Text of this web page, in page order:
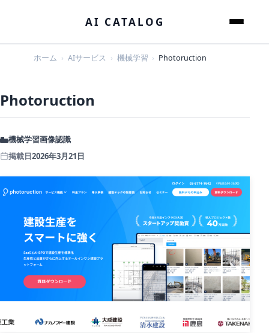
AI CATALOG メニュー
ホーム AIサービス 機械学習 Photoruction
Photoruction
機械学習画像認識
掲載日2026年3月21日